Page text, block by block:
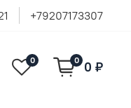
+79207173307
0 0 0 ₽